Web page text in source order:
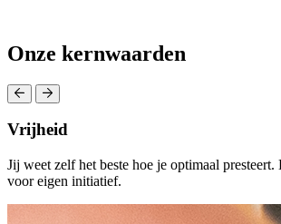
Onze kernwaarden
Vrijheid
Jij weet zelf het beste hoe je optimaal
voor eigen initiatief.